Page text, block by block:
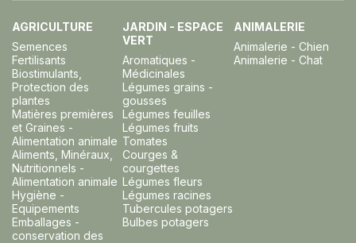
AGRICULTURE
Semences
Fertilisants
Biostimulants,
Protection des
plantes
Matières premières
et Graines -
Alimentation animale
Aliments, Minéraux,
Nutritionnels -
Alimentation animale
Hygiène -
Equipements
Emballages -
conservation des
JARDIN - ESPACE
VERT
Aromatiques -
Médicinales
Légumes grains -
gousses
Légumes feuilles
Légumes fruits
Tomates
Courges &
courgettes
Légumes fleurs
Légumes racines
Tubercules potagers
Bulbes potagers
ANIMALERIE
Animalerie - Chien
Animalerie - Chat